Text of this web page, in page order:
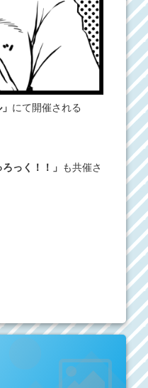
にて開催される
っく！！」 も共催さ